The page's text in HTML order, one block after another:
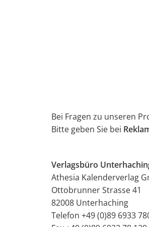
Bei Fragen zu unseren
Bitte geben Sie bei
Verlagsbüro
Athesia Kalenderverlag
Ottobrunner Strasse 41
82008 Unterhaching
Telefon +49 (0)89 6933